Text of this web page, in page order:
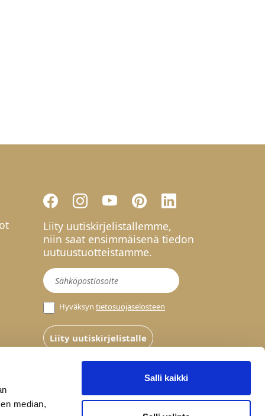
median,
Salli kaikki
Liity uutiskirjelistallemme,
niin saat ensimmäisenä tiedon
uutuustuotteistamme.
Uutiskirje
Hyväksyn tietosuojaselosteen
Liity uutiskirjelistalle